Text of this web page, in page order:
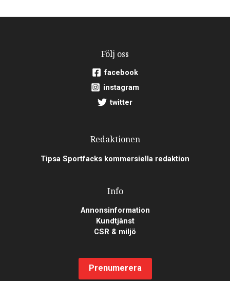
Följ oss
facebook
instagram
twitter
Redaktionen
Tipsa Sportfacks kommersiella redaktion
Info
Annonsinformation
Kundtjänst
CSR & miljö
Prenumerera